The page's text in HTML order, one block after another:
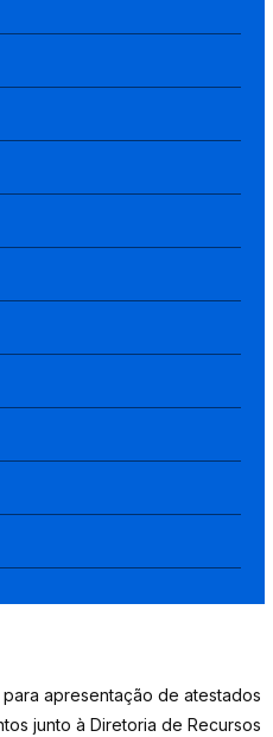
apresentação de atestados
junto à Diretoria de Recursos